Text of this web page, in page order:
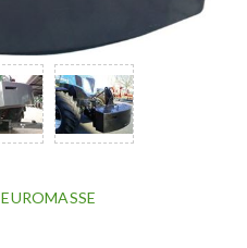
EUROMASSE